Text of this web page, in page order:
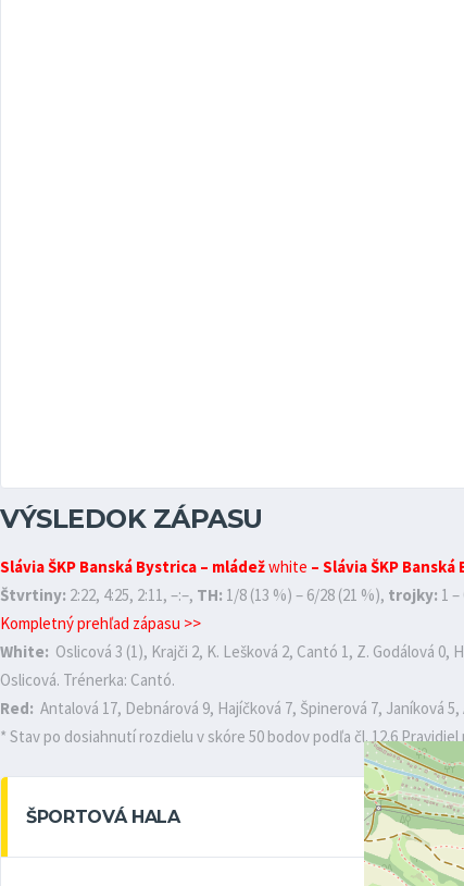
VÝSLEDOK ZÁPASU
Slávia ŠKP Banská Bystrica – mládežwhite – Slávia ŠKP
Štvrtiny: 2:22, 4:25, 2:11, –:–, TH: 1/8 (13 %) – 6/28 (21 %), trojky: 1 –
Kompletný prehľad zápasu >>
White: Oslicová 3 (1), Krajči 2, K. Lešková 2, Cantó 1, Z. Godálová
Oslicová. Trénerka: Cantó.
Red: Antalová 17, Debnárová 9, Hajíčková 7, Špinerová 7, Janíková
* Stav po dosiahnutí rozdielu v skóre 50 bodov podľa čl. 12.6
ŠPORTOVÁ HALA